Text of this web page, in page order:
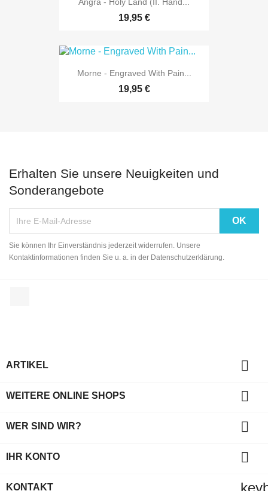
Angra - Holy Land (II. Hand...
19,95 €
Morne - Engraved With Pain...
19,95 €
Erhalten Sie unsere Neuigkeiten und
Sonderangebote
Sie können Ihr Einverständnis jederzeit widerrufen. Unsere
Kontaktinformationen finden Sie u. a. in der Datenschutzerklärung.
ARTIKEL 
WEITERE ONLINE SHOPS 
WER SIND WIR? 
IHR KONTO 
KONTAKT